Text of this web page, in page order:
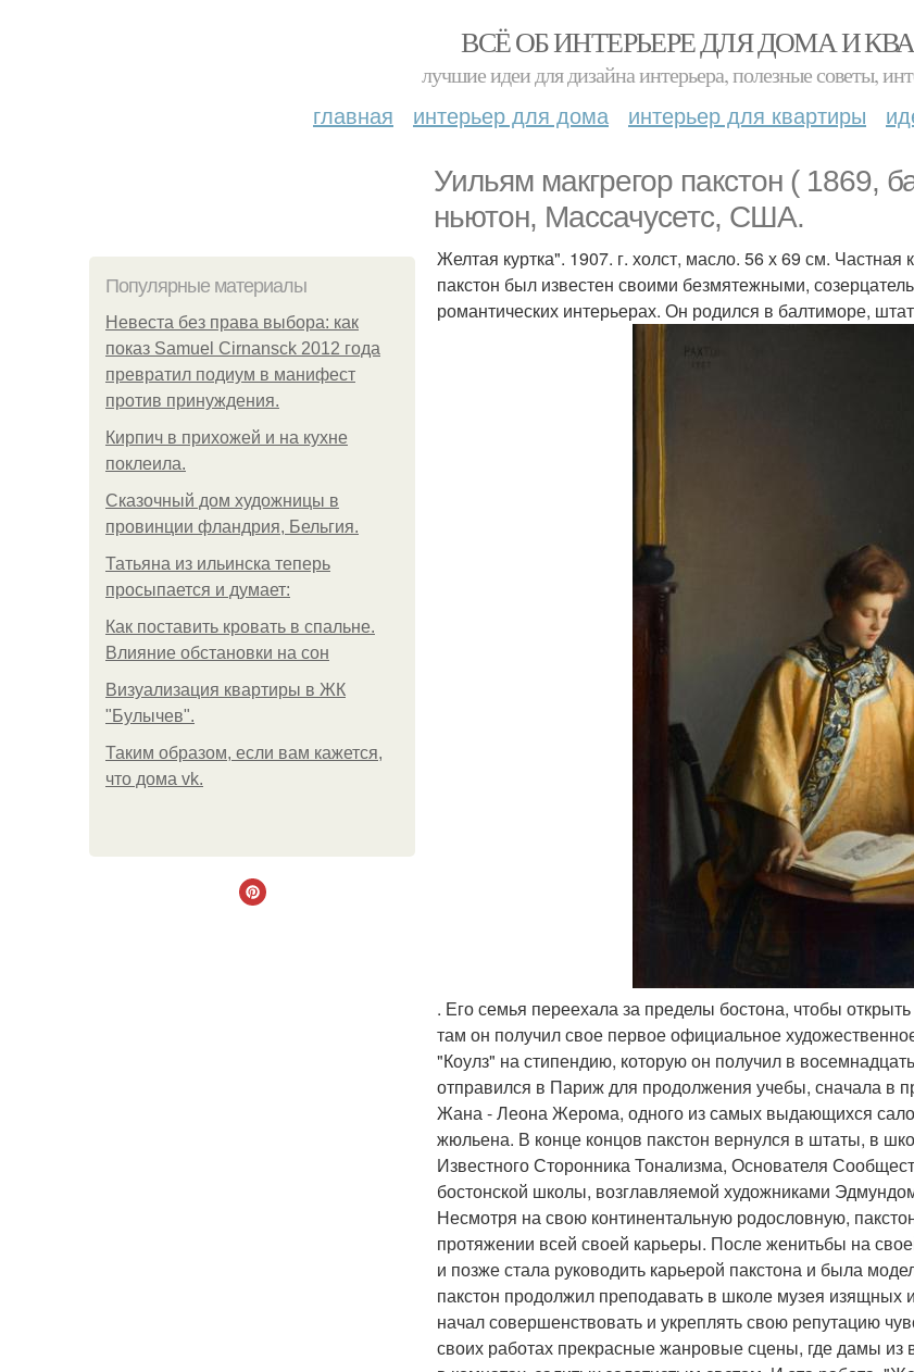
ВСЁ ОБ ИНТЕРЬЕРЕ ДЛЯ ДОМА И
лучшие идеи для дизайна интерьера, полезные советы,
главная интерьер для дома интерьер для квартиры
Уильям макгрегор пакстон (
ньютон, Массачусетс, США.
Популярные материалы
Невеста без права выбора: как
показ Samuel Cirnansck 2012 года
превратил подиум в манифест
против принуждения.
Кирпич в прихожей и на кухне
поклеила.
Сказочный дом художницы в
провинции фландрия, Бельгия.
Татьяна из ильинска теперь
просыпается и думает:
Как поставить кровать в спальне.
Влияние обстановки на сон
Визуализация квартиры в ЖК
"Булычев".
Таким образом, если вам кажется,
что дома vk.
Желтая куртка". 1907. г. холст, масло. 56 х 69 см.
пакстон был известен своими безмятежными,
романтических интерьерах. Он родился в балтиморе,
. Его семья переехала за пределы бостона, чтобы
там он получил свое первое официальное
"Коулз" на стипендию, которую он получил в
отправился в Париж для продолжения учебы, сначала в
Жана - Леона Жерома, одного из самых выдающихся
жюльена. В конце концов пакстон вернулся в штаты, в
Известного Сторонника Тонализма, Основателя
бостонской школы, возглавляемой художниками
Несмотря на свою континентальную родословную,
протяжении всей своей карьеры. После женитьбы на
и позже стала руководить карьерой пакстона и была
пакстон продолжил преподавать в школе музея изящных
начал совершенствовать и укреплять свою репутацию
своих работах прекрасные жанровые сцены, где дамы